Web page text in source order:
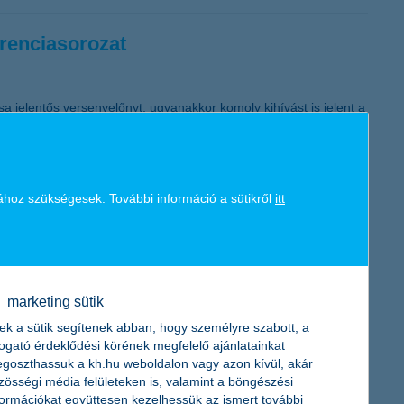
jelentős versenyelőnyt, ugyanakkor komoly kihívást is jelent a
bír a pénzügyileg stabil partnerek kiválasztása” -
szükségesek. További információ a sütikről itt
marketing sütik
a sütik segítenek abban, hogy személyre szabott, a
érdeklődési körének megfelelő ajánlatainkat
a kh.hu weboldalon vagy azon kívül, akár
média felületeken is, valamint a böngészési
együttesen kezelhessük az ismert további